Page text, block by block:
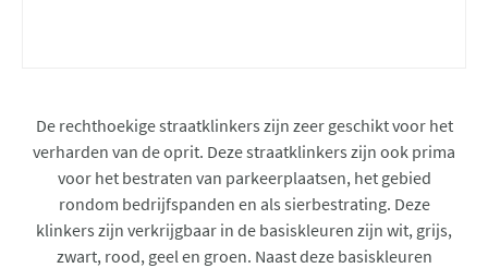
De rechthoekige straatklinkers zijn zeer geschikt voor het
verharden van de oprit. Deze straatklinkers zijn ook prima
voor het bestraten van parkeerplaatsen, het gebied
rondom bedrijfspanden en als sierbestrating. Deze
klinkers zijn verkrijgbaar in de basiskleuren zijn wit, grijs,
zwart, rood, geel en groen. Naast deze basiskleuren